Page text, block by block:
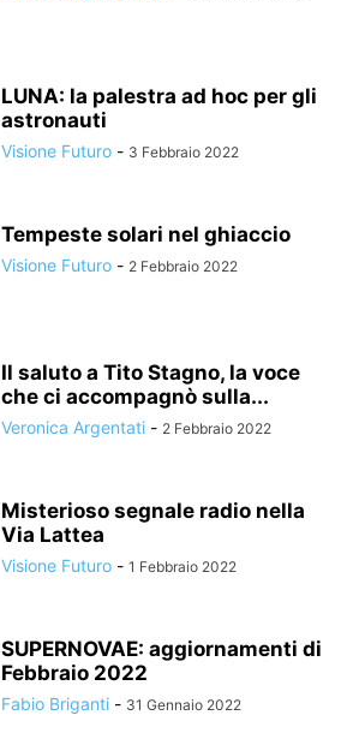
LUNA: la palestra ad hoc per gli
astronauti
Visione Futuro - 3 Febbraio 2022
Tempeste solari nel ghiaccio
Visione Futuro - 2 Febbraio 2022
Il saluto a Tito Stagno, la voce
che ci accompagnò sulla...
Veronica Argentati - 2 Febbraio 2022
Misterioso segnale radio nella
Via Lattea
Visione Futuro - 1 Febbraio 2022
SUPERNOVAE: aggiornamenti di
Febbraio 2022
Fabio Briganti - 31 Gennaio 2022